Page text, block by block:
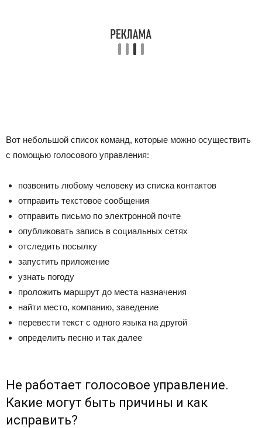
Вот небольшой список команд, которые можно осуществить
с помощью голосового управления:
позвонить любому человеку из списка контактов
отправить текстовое сообщения
отправить письмо по электронной почте
опубликовать запись в социальных сетях
отследить посылку
запустить приложение
узнать погоду
проложить маршрут до места назначения
найти место, компанию, заведение
перевести текст с одного языка на другой
определить песню и так далее
Не работает голосовое управление.
Какие могут быть причины и как
исправить?